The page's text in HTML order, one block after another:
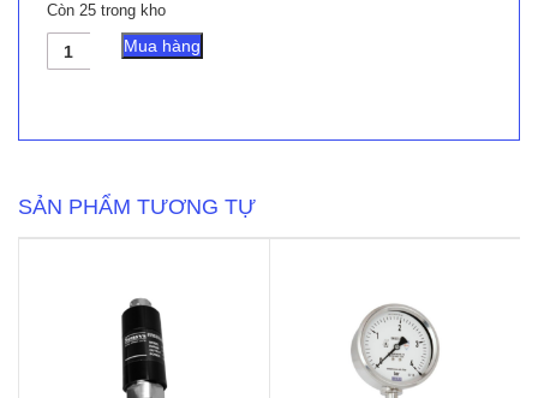
Còn 25 trong kho
Công
Tắc
Mua hàng
SẢN PHẨM TƯƠNG TỰ